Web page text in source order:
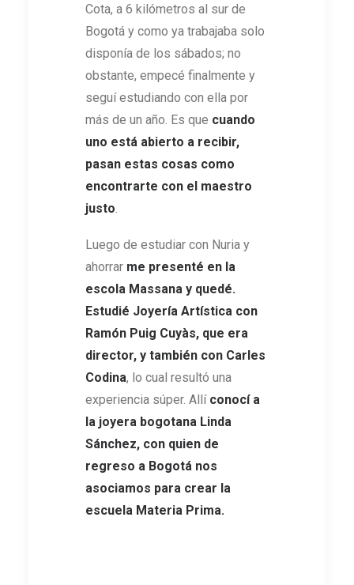
Cota, a 6 kilómetros al sur de
Bogotá y como ya trabajaba solo
disponía de los sábados; no
obstante, empecé finalmente y
seguí estudiando con ella por
más de un año. Es que cuando
uno está abierto a recibir,
pasan estas cosas como
encontrarte con el maestro
justo
Luego de estudiar con Nuria y
ahorrar me presenté en la
escola Massana y quedé.
Estudié Joyería Artística con
Ramón Puig Cuyàs, que era
director, y también con Carles
Codina, lo cual resultó una
experiencia súper. Allí conocí a
la joyera bogotana Linda
Sánchez, con quien de
regreso a Bogotá nos
asociamos para crear la
escuela Materia Prima.